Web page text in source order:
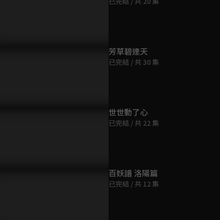
芳草碧連天
已完結 / 共 30 集
世世動了心
已完結 / 共 22 集
百妖譜 洛陽篇
已完結 / 共 12 集